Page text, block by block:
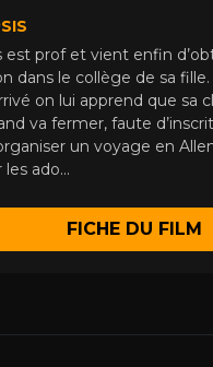
est prof et vient enfin
dans le collège de sa
on lui apprend que sa
va fermer, faute
un voyage en
ado...
FICHE DU FILM